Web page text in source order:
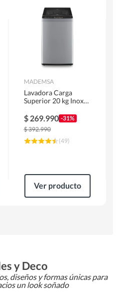
MADEMSA
Lavadora Carga
Superior 20 kg Inox
$ 269.990 -31%
$392.990
(49)
Ver producto
y Deco
diseños y formas únicas para
un look soñado